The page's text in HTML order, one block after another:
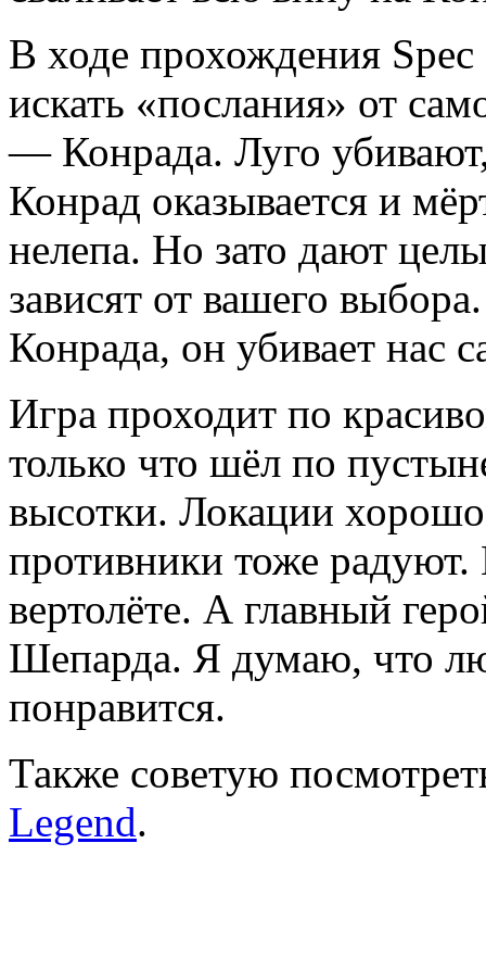
В ходе прохождения
искать «послания» от
— Конрада. Луго
Конрад оказывается и
нелепа. Но зато дают
зависят от вашего
Конрада, он убивает нас
Игра проходит по
только что шёл по
высотки. Локации
противники тоже
вертолёте. А главный
Шепарда. Я думаю, что
понравится.
Также советую
Legend.